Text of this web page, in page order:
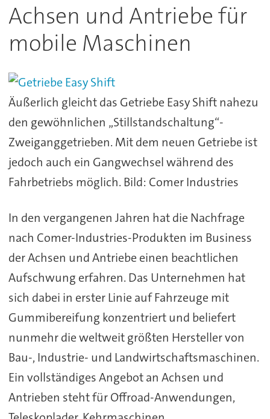
Achsen und Antriebe für
mobile Maschinen
Äußerlich gleicht das Getriebe Easy Shift nahezu
den gewöhnlichen „Stillstandschaltung“-
Zweiganggetrieben. Mit dem neuen Getriebe ist
jedoch auch ein Gangwechsel während des
Fahrbetriebs möglich. Bild: Comer Industries
In den vergangenen Jahren hat die Nachfrage
nach Comer-Industries-Produkten im Business
der Achsen und Antriebe einen beachtlichen
Aufschwung erfahren. Das Unternehmen hat
sich dabei in erster Linie auf Fahrzeuge mit
Gummibereifung konzentriert und beliefert
nunmehr die weltweit größten Hersteller von
Bau-, Industrie- und Landwirtschaftsmaschinen.
Ein vollständiges Angebot an Achsen und
Antrieben steht für Offroad-Anwendungen,